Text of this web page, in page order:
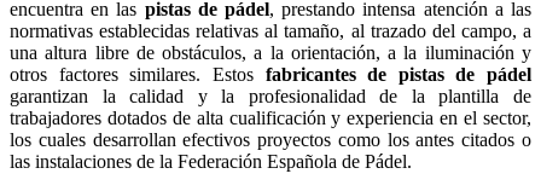
encuentra en las pistas de pádel, prestando intensa atención a las
normativas establecidas relativas al tamaño, al trazado del campo, a
una altura libre de obstáculos, a la orientación, a la iluminación y
otros factores similares. Estos fabricantes de pistas de pádel
garantizan la calidad y la profesionalidad de la plantilla de
trabajadores dotados de alta cualificación y experiencia en el sector,
los cuales desarrollan efectivos proyectos como los antes citados o
las instalaciones de la Federación Española de Pádel.